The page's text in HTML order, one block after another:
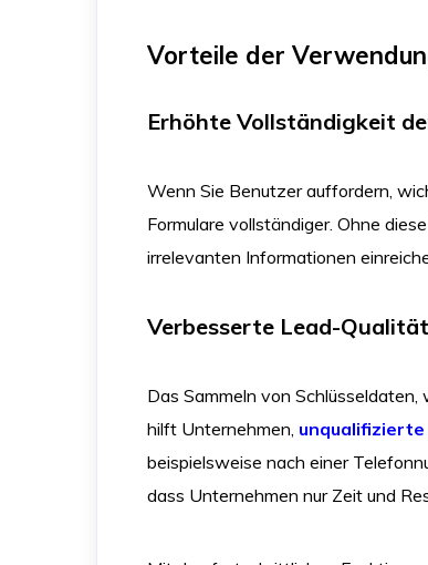
Vorteile der
Erhöhte Vollständigkeit
Wenn Sie Benutzer auffordern,
Formulare vollständiger. Ohne
irrelevanten Informationen
Verbesserte Lead-Qualität
Das Sammeln von
hilft Unternehmen, unqualifizierte
beispielsweise nach einer
dass Unternehmen nur Zeit und